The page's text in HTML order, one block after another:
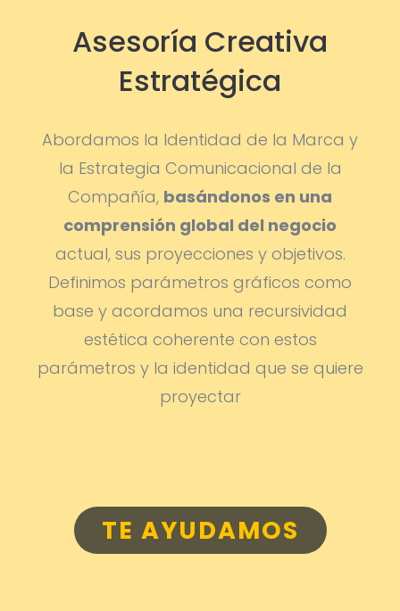
Asesoría Creativa
Estratégica
Abordamos la Identidad de la Marca y
la Estrategia Comunicacional de la
Compañía, basándonos en una
comprensión global del negocio
actual, sus proyecciones y objetivos.
Definimos parámetros gráficos como
base y acordamos una recursividad
estética coherente con estos
parámetros y la identidad que se quiere
proyectar
TE AYUDAMOS